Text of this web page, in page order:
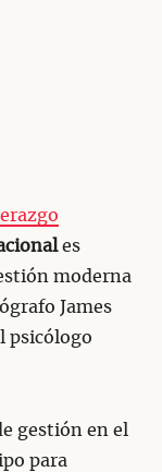
es
moderna
James
psicólogo
gestión en el
para